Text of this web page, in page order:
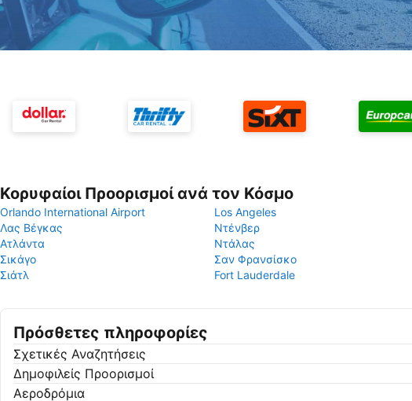
Κορυφαίοι Προορισμοί ανά τον Κόσμο
Orlando International Airport
Los Angeles
Λας Βέγκας
Ντένβερ
Ατλάντα
Ντάλας
Σικάγο
Σαν Φρανσίσκο
Σιάτλ
Fort Lauderdale
Πρόσθετες πληροφορίες
Σχετικές Αναζητήσεις
Δημοφιλείς Προορισμοί
Αεροδρόμια